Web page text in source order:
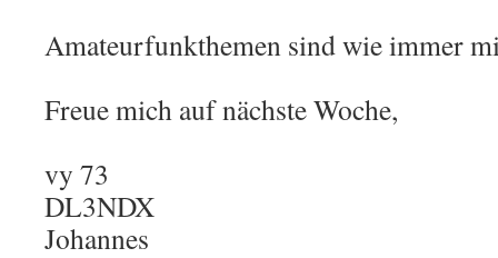
Amateurfunkthemen sind wie immer
Freue mich auf nächste Woche,
vy 73
DL3NDX
Johannes